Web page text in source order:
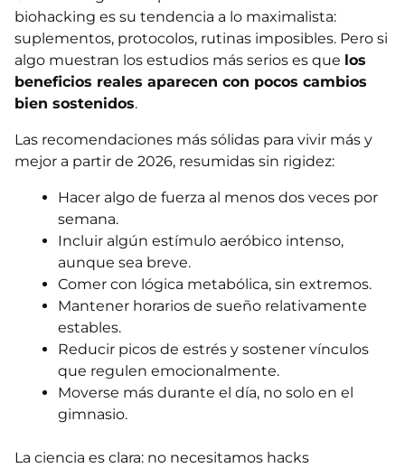
biohacking es su tendencia a lo maximalista:
suplementos, protocolos, rutinas imposibles. Pero si
algo muestran los estudios más serios es que los
beneficios reales aparecen con pocos cambios
bien sostenidos.
Las recomendaciones más sólidas para vivir más y
mejor a partir de 2026, resumidas sin rigidez:
Hacer algo de fuerza al menos dos veces por
semana.
Incluir algún estímulo aeróbico intenso,
aunque sea breve.
Comer con lógica metabólica, sin extremos.
Mantener horarios de sueño relativamente
estables.
Reducir picos de estrés y sostener vínculos
que regulen emocionalmente.
Moverse más durante el día, no solo en el
gimnasio.
La ciencia es clara: no necesitamos hacks